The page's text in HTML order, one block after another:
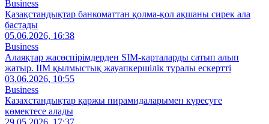
Business
Қазақстандықтар банкоматтан қолма-қол ақшаны сирек ала
бастады
05.06.2026, 16:38
Business
Алаяқтар жасөспірімдерден SIM-карталарды сатып алып
жатыр. ІІМ қылмыстық жауапкершілік туралы ескертті
03.06.2026, 10:55
Business
Казахстандықтар қаржы пирамидаларымен күресуге
көмектесе алады
29.05.2026, 17:37